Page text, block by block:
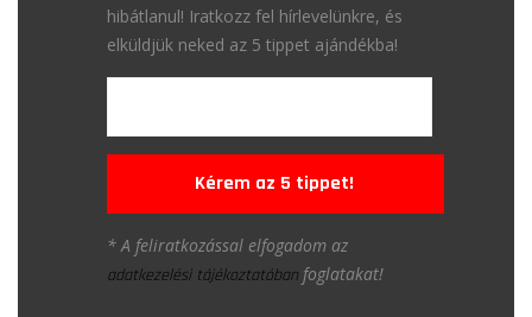
hibátlanul! Iratkozz fel hírlevelünkre, és
elküldjük neked az 5 tippet ajándékba!
Kérem az 5 tippet!
* A feliratkozással elfogadom az
adatkezelési tájékoztatóbanfoglatakat!